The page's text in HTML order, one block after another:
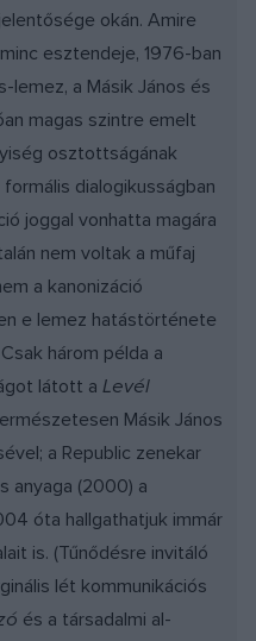
okán. Amire
esztendeje, 1976-ban
lemez, a Másik János és
magas szintre emelt
osztottságának
dialogikusságban
joggal vonhatta magára
nem voltak a műfaj
a kanonizáció
e lemez hatástörténete
három példa a
látott a Levél
Másik János
a Republic zenekar
anyaga (2000) a
óta hallgathatjuk immár
is. (Tűnődésre invitáló
lét kommunikációs
és a társadalmi al-